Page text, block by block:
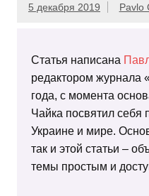
5 декабря 2019 Pavlo
Статья написана
редактором журнала
года, с момента
Чайка посвятил себя
Украине и мире.
так и этой статьи –
темы простым и